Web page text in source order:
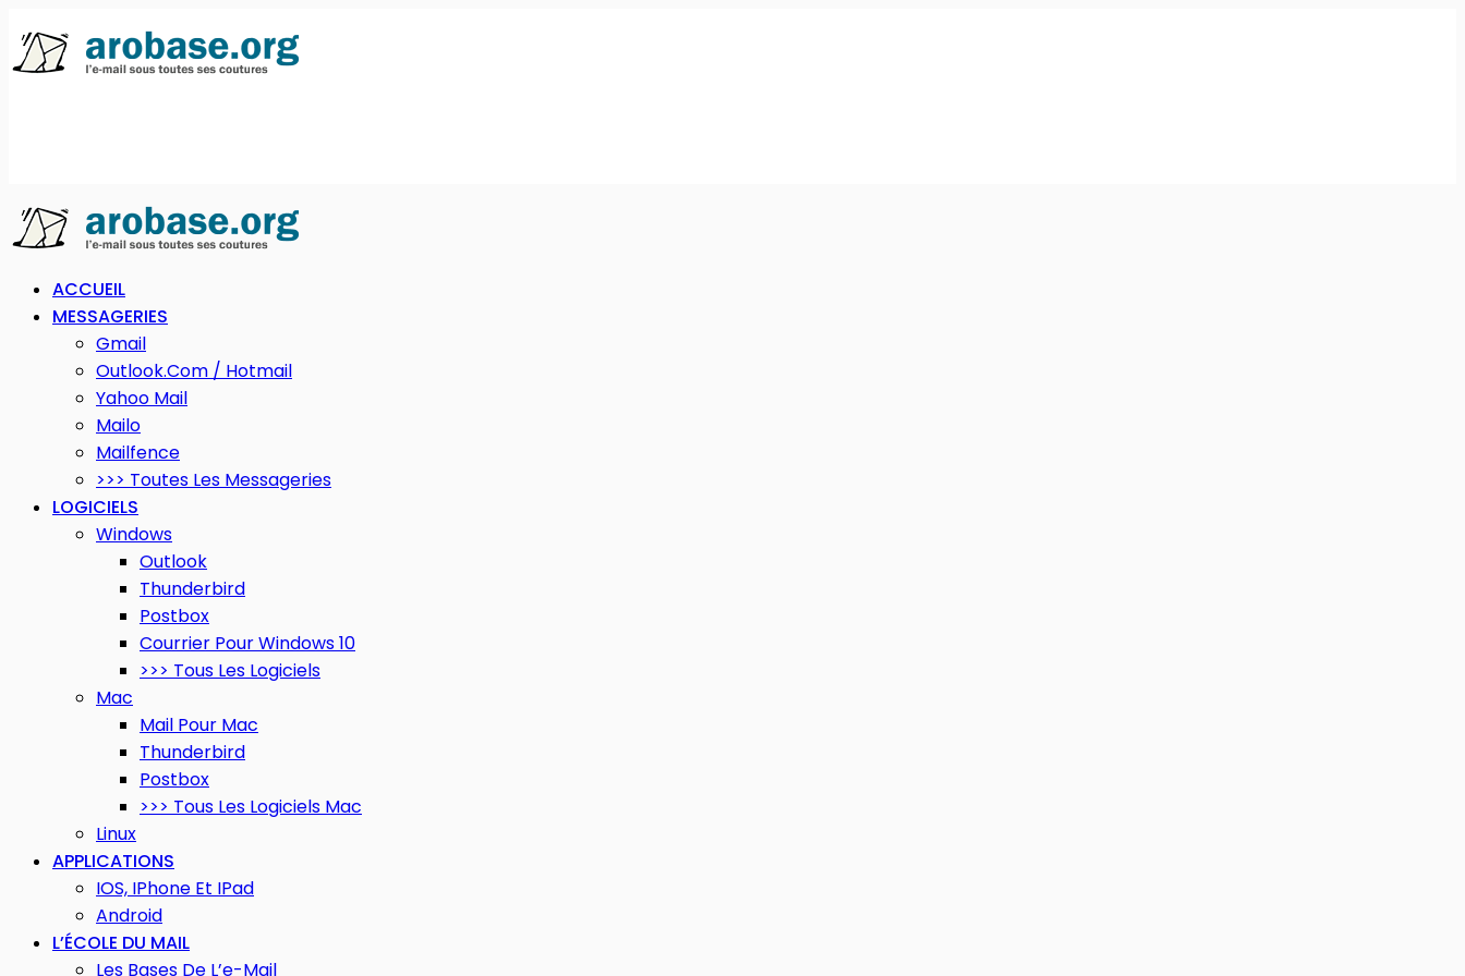
ACCUEIL
MESSAGERIES
Gmail
Outlook.com / Hotmail
Yahoo Mail
Mailo
Mailfence
>>> Toutes Les Messageries
LOGICIELS
Windows
Outlook
Thunderbird
Postbox
Courrier Pour Windows 10
>>> Tous Les Logiciels
Mac
Mail Pour Mac
Thunderbird
Postbox
>>> Tous Les Logiciels Mac
Linux
APPLICATIONS
IOS, IPhone Et IPad
Android
L’ÉCOLE DU MAIL
Les Bases De L’e-Mail